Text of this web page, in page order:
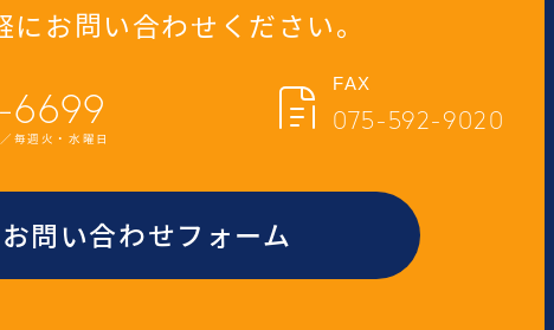
にお問い合わせください。
週火・水曜日
FAX
075-592-9020
お問い合わせフォーム